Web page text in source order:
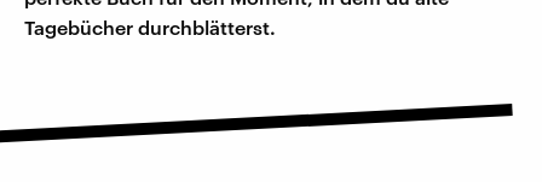
Tagebücher durchblätterst.